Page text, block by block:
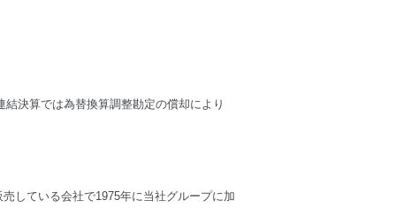
決算では為替換算調整勘定の償却により
している会社で1975年に当社グループに加